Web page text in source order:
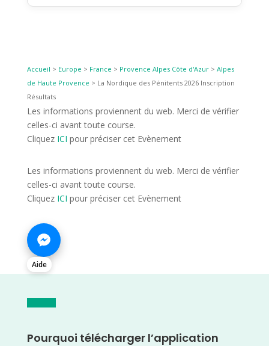
Accueil > Europe > France > Provence Alpes Côte d'Azur> Alpes
de Haute Provence > La Nordique des Pénitents 2026 Inscription
Résultats
Les informations proviennent du web. Merci de vérifier
celles-ci avant toute course.
Cliquez ICI pour préciser cet Evènement
Les informations proviennent du web. Merci de vérifier
celles-ci avant toute course.
Cliquez ICI pour préciser cet Evènement
Aide
Pourquoi télécharger l’application